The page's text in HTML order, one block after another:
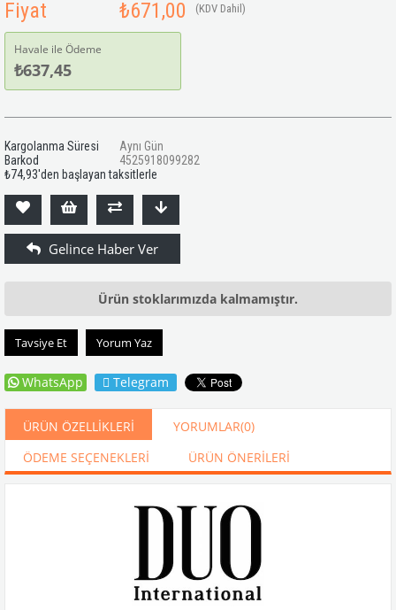
Fiyat ₺671,00 (KDV Dahil)
Havale ile Ödeme
₺637,45
Kargolanma Süresi
Aynı Gün
Barkod
4525918099282
₺74,93'den başlayan taksitlerle
Ürün stoklarımızda kalmamıştır.
Tavsiye Et Yorum Yaz
WhatsApp Telegram
ÜRÜN ÖZELLIKLERI YORUMLAR(0)
ÖDEME SEÇENEKLERI
ÜRÜN ÖNERILERI